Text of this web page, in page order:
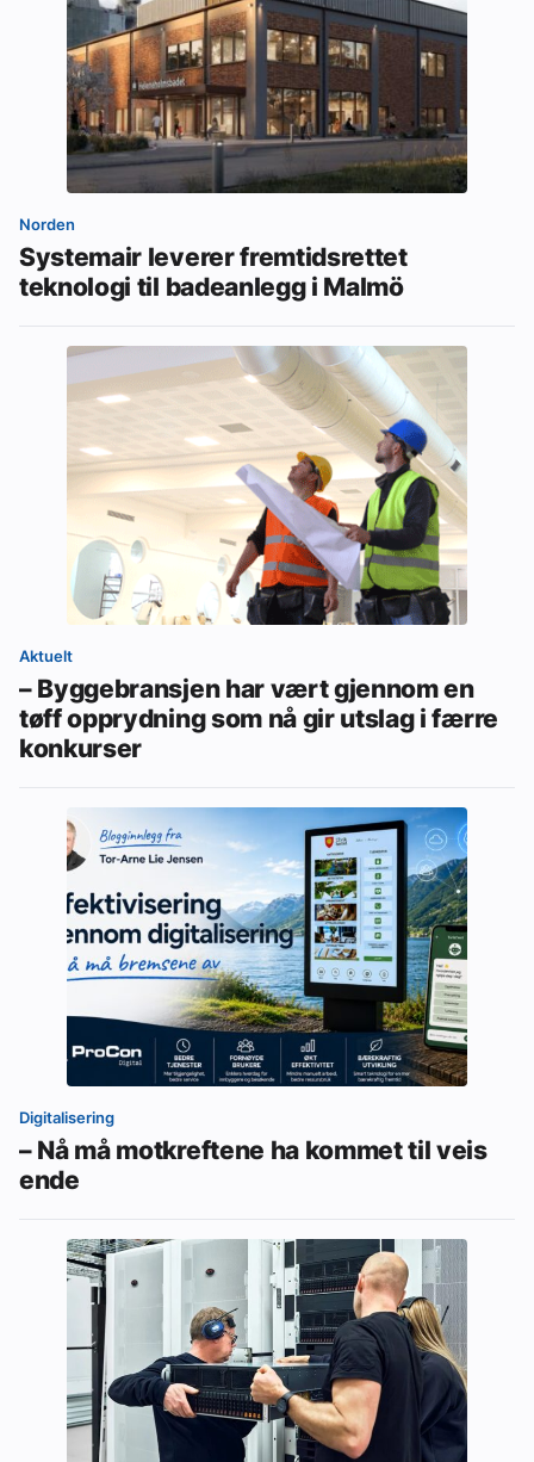
Norden
Systemair leverer fremtidsrettet
teknologi til badeanlegg i Malmö
Aktuelt
– Byggebransjen har vært gjennom en
tøff opprydning som nå gir utslag i færre
konkurser
Digitalisering
– Nå må motkreftene ha kommet til veis
ende